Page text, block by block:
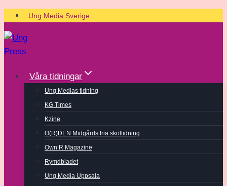
Skip
to
content
Ung Media Sverige
Våra tidningar
Ung Medias tidning
KG Times
Kzine
O(R)DEN Midgårds fria skoltidning
Own’R Magazine
Rymdbladet
Ung Media Uppsala